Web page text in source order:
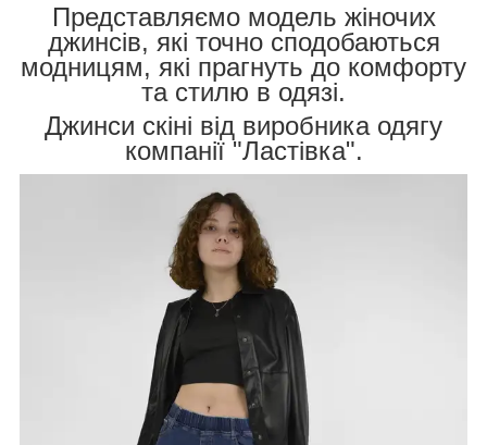
Представляємо модель жіночих
джинсів, які точно сподобаються
модницям, які прагнуть до комфорту
та стилю в одязі.
Джинси скіні від виробника одягу
компанії "Ластівка".